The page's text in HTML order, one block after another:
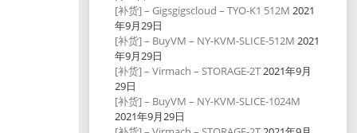
[补货] – Gigsgigscloud – TYO-K1 512M 2021
年9月29日
[补货] – BuyVM – NY-KVM-SLICE-512M 2021
年9月29日
[补货] – Virmach – STORAGE-2T2021年9月
29日
[补货] – BuyVM – NY-KVM-SLICE-1024M
2021年9月29日